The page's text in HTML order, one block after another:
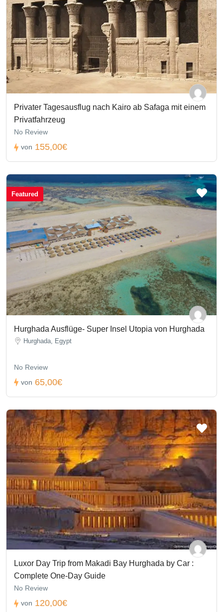
Privater Tagesausflug nach Kairo ab Safaga mit einem
Privatfahrzeug
No Review
von 155,00€
Featured
Hurghada Ausflüge- Super Insel Utopia von Hurghada
Hurghada, Egypt
No Review
von 65,00€
Luxor Day Trip from Makadi Bay Hurghada by Car :
Complete One-Day Guide
No Review
von 120,00€